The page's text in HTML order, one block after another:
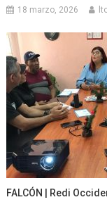
18 marzo, 2026
FALCÓN | Redi